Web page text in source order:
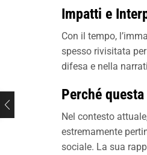
Impatti e
Con il tempo,
spesso rivisitata
difesa e nella
Perché
Nel contesto
estremamente
sociale. La sua